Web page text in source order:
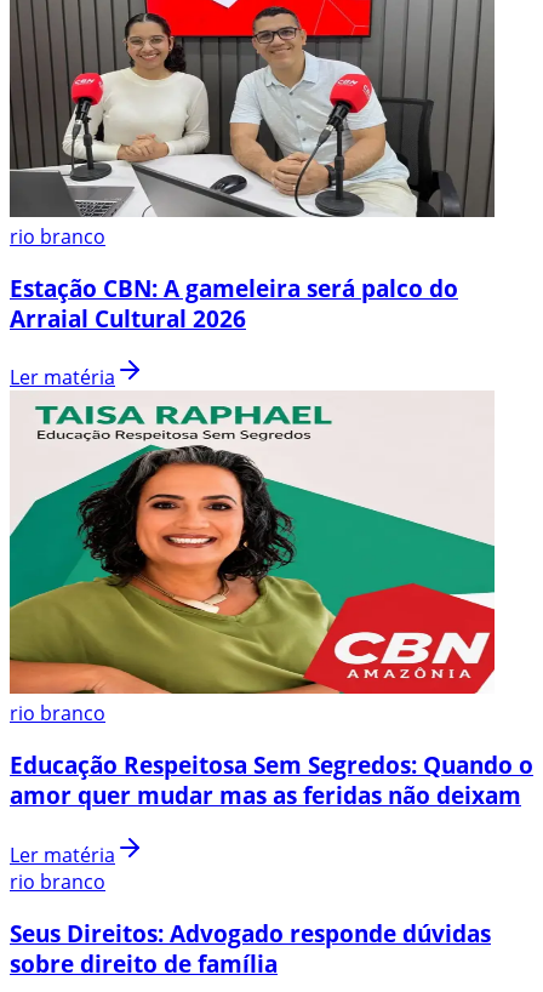
rio branco
Estação CBN: A gameleira será palco do
Arraial Cultural 2026
Ler matéria
rio branco
Educação Respeitosa Sem Segredos: Quando o
amor quer mudar mas as feridas não deixam
Ler matéria
rio branco
Seus Direitos: Advogado responde dúvidas
sobre direito de família